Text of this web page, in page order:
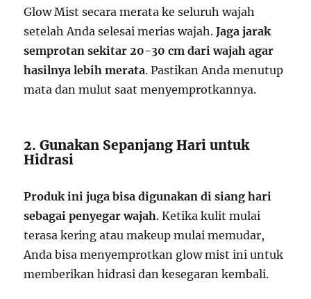
Glow Mist secara merata ke seluruh wajah
setelah Anda selesai merias wajah.Jaga jarak
semprotan sekitar 20-30 cm dari wajah agar
hasilnya lebih merata. Pastikan Anda menutup
mata dan mulut saat menyemprotkannya.
2. Gunakan Sepanjang Hari untuk
Hidrasi
Produk ini juga bisa digunakan di siang hari
sebagai penyegar wajah. Ketika kulit mulai
terasa kering atau makeup mulai memudar,
Anda bisa menyemprotkan glow mist ini untuk
memberikan hidrasi dan kesegaran kembali.